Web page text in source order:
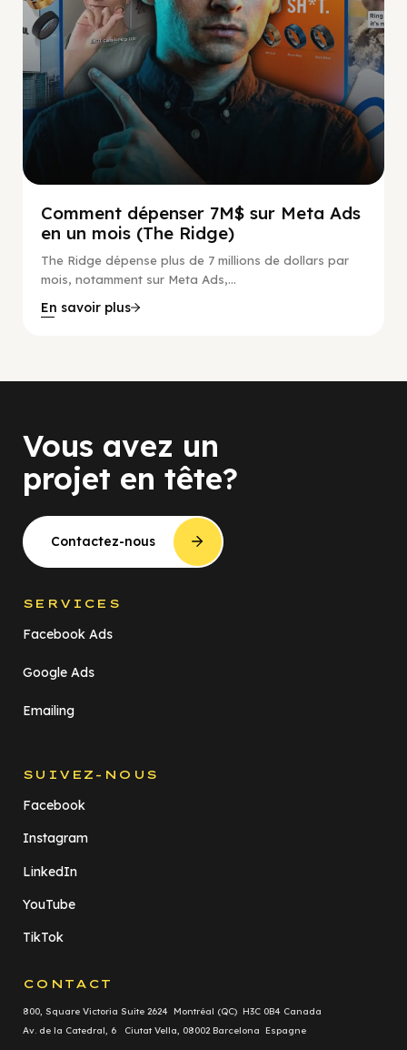
Comment dépenser 7M$ sur Meta Ads
en un mois (The Ridge)
The Ridge dépense plus de 7 millions de dollars par
mois, notamment sur Meta Ads,...
En savoir plus
Vous avez un
projet en tête?
Contactez-nous
SERVICES
Facebook Ads
Google Ads
Emailing
SUIVEZ-NOUS
Facebook
Instagram
LinkedIn
YouTube
TikTok
CONTACT
800, Square Victoria Suite 2624 Montréal (QC) H3C 0B4 Canada
Av. de la Catedral, 6 Ciutat Vella, 08002 Barcelona Espagne